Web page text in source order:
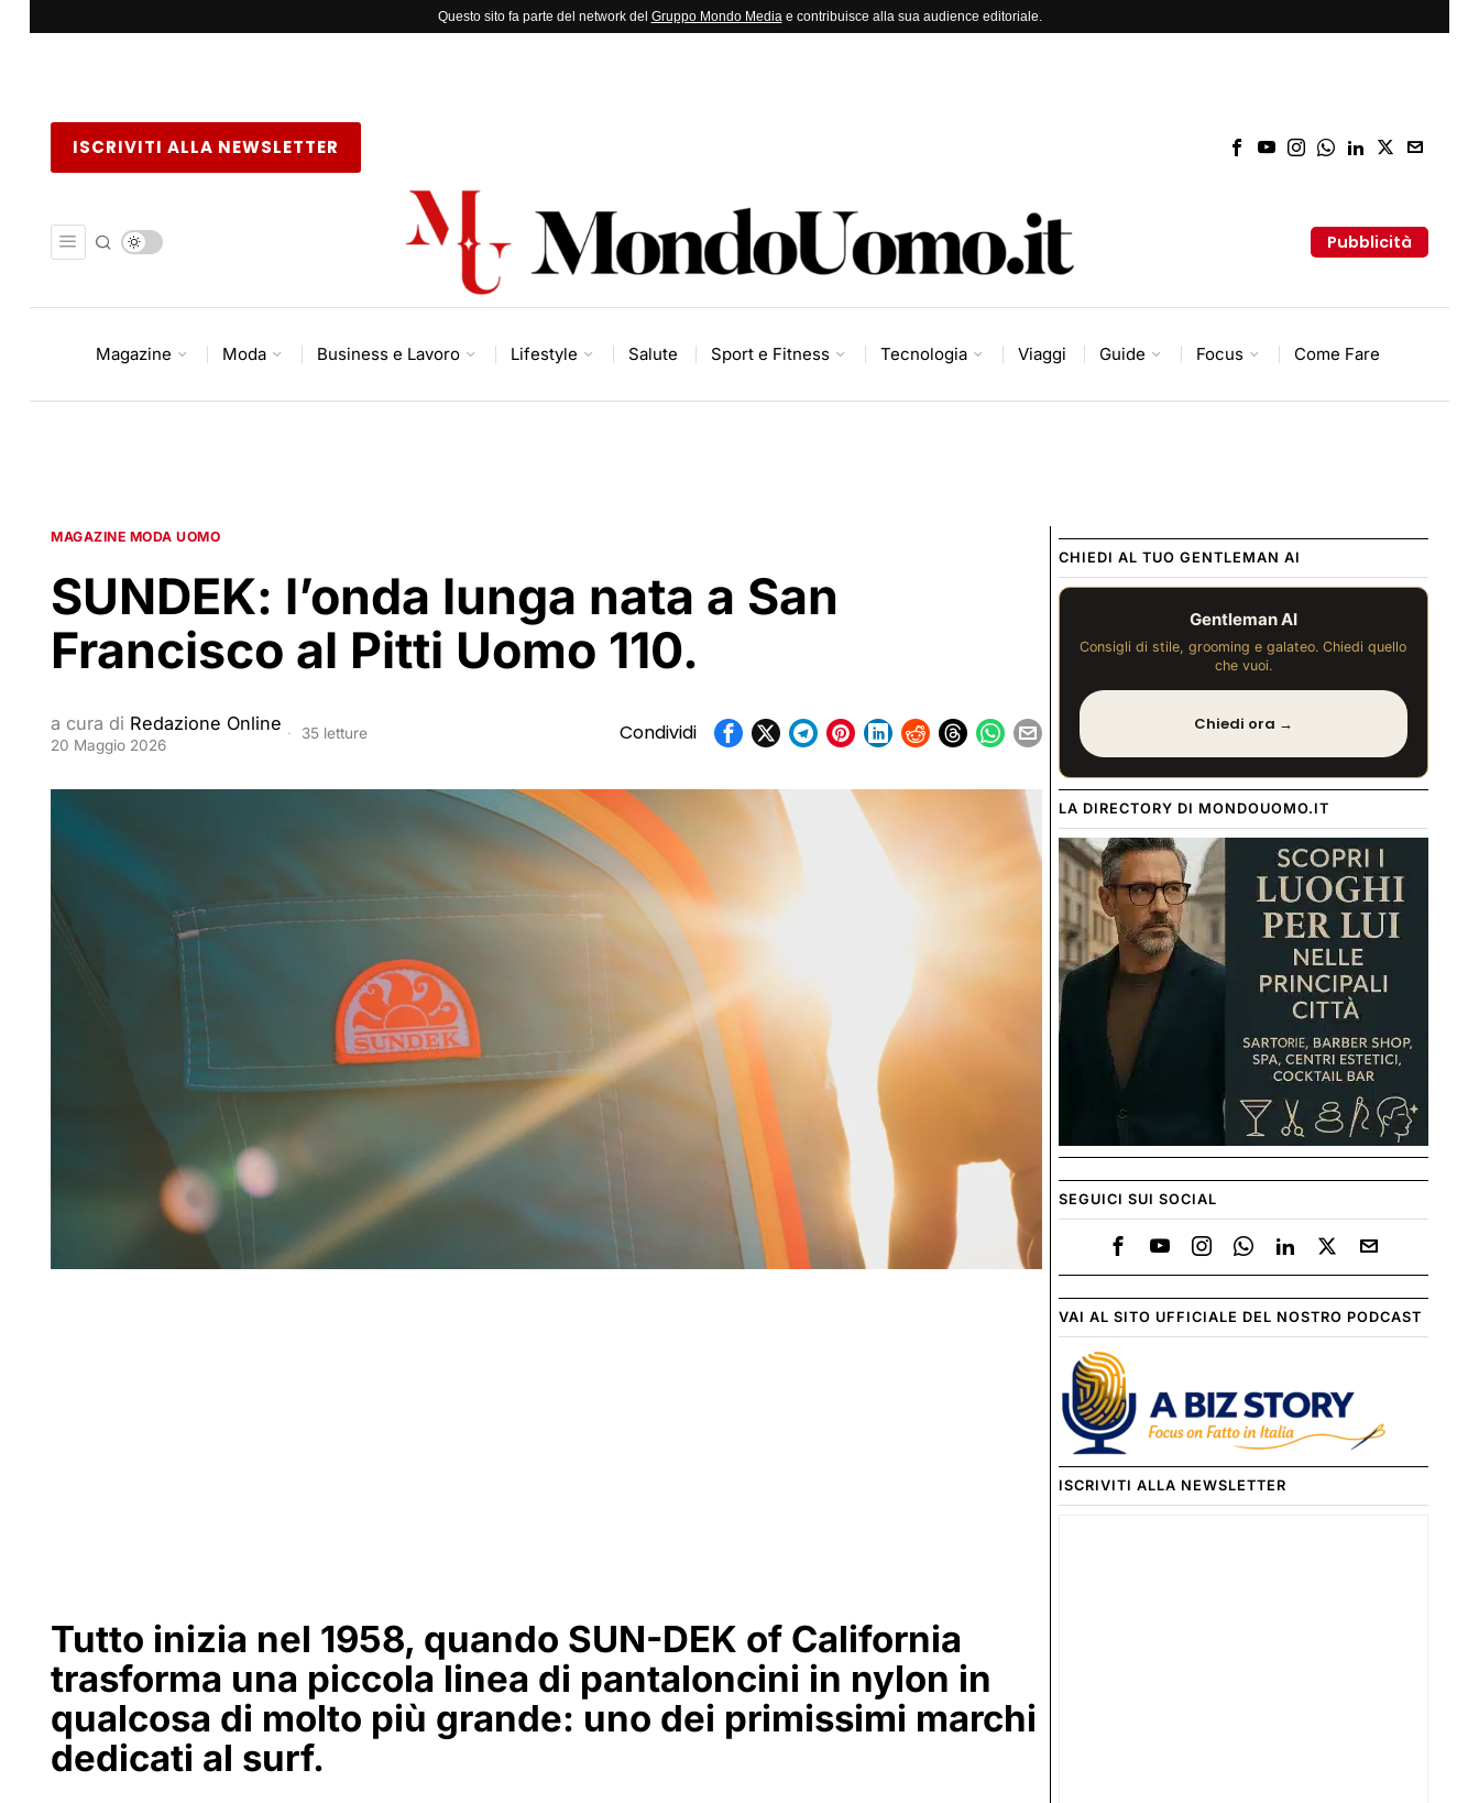
Questo sito fa parte del network del Gruppo Mondo Mediae contribuisce alla sua audience editoriale.
ISCRIVITI ALLA NEWSLETTER
Pubblicità
Magazine Moda Business e Lavoro Lifestyle Salute Sport e Fitness Tecnologia Viaggi Guide Focus Come Fare
MAGAZINE MODA UOMO
SUNDEK: l’onda lunga nata a San
Francisco al Pitti Uomo 110.
a cura di Redazione Online
20 Maggio 2026
35 letture Condividi
Tutto inizia nel 1958, quando SUN-DEK of California
trasforma una piccola linea di pantaloncini in nylon in
qualcosa di molto più grande: uno dei primissimi marchi
dedicati al surf.
CHIEDI AL TUO GENTLEMAN AI
Gentleman AI
Consigli di stile, grooming e galateo. Chiedi quello
che vuoi.
Chiedi ora →
LA DIRECTORY DI MONDOUOMO.IT
SEGUICI SUI SOCIAL
VAI AL SITO UFFICIALE DEL NOSTRO PODCAST
ISCRIVITI ALLA NEWSLETTER